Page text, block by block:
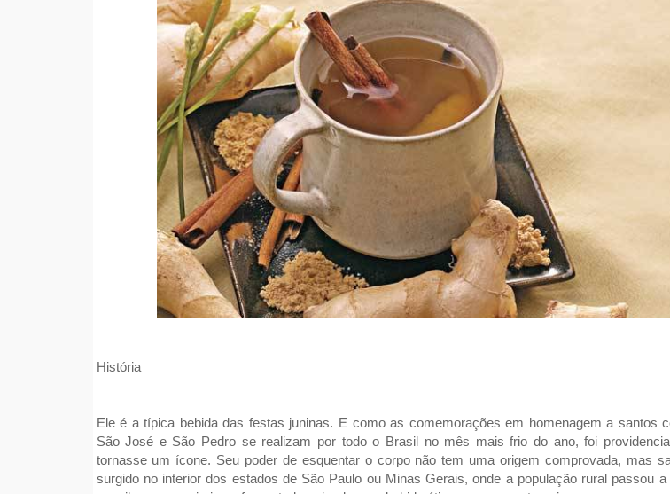
História
Ele é a típica bebida das festas juninas. E como as comemorações em homenagem a santos
São José e São Pedro se realizam por todo o Brasil no mês mais frio do ano, foi
tornasse um ícone. Seu poder de esquentar o corpo não tem uma origem comprovada, mas
surgido no interior dos estados de São Paulo ou Minas Gerais, onde a população rural passou